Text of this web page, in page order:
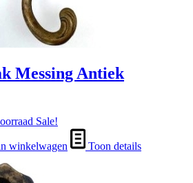
Messing Antiek
Sale!
winkelwagen Toon details